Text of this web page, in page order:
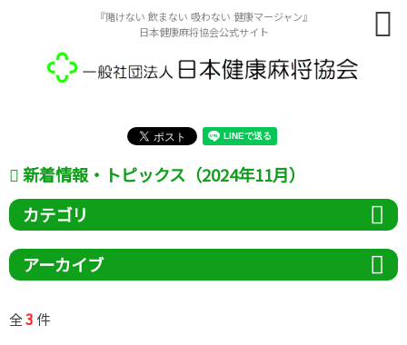
『賭けない 飲まない 吸わない 健康マージャン』
日本健康麻将協会公式サイト
新着情報・トピックス（2024年11月）
カテゴリ
アーカイブ
全3 件